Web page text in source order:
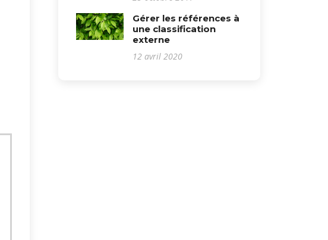
Gérer les références à
une classification
externe
12 avril 2020